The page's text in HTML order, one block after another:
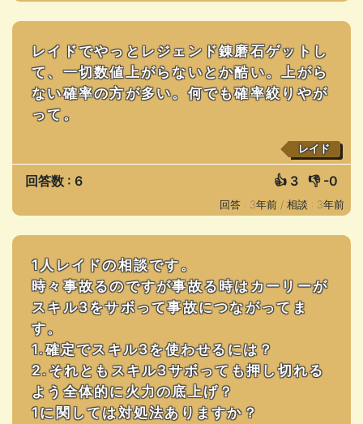
レイドでやっとレジェンド錬磨石ゲットし
て、一切数値上がらないとか酷い。上がら
ない確率の方が多い。何でも確率絞りやが
って。
レイド
回答数 : 6 👍 3 👎 -0
回答 : 3年前 / 相談 : 3年前
1人レイドの相談です。
時々事故るのですが事故る時はカーリーが
スキル3をサボって事故につながってま
す。
1.確定でスキル3を使わせるには？
2.それともスキル3サボっても押し切れる
よう全体的に火力の底上げ？
1に関しては対処法ありますか？